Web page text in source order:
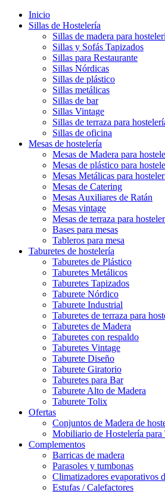
Inicio
Sillas de Hostelería
Sillas de madera para
Sillas y Sofás Tapizados
Sillas para Restaurante
Sillas Nórdicas
Sillas de plástico
Sillas metálicas
Sillas de bar
Sillas Vintage
Sillas de terraza para
Sillas de oficina
Mesas de hostelería
Mesas de Madera para
Mesas de plástico para
Mesas Metálicas para
Mesas de Catering
Mesas Auxiliares de Ratán
Mesas vintage
Mesas de terraza para
Bases para mesas
Tableros para mesa
Taburetes de hostelería
Taburetes de Plástico
Taburetes Metálicos
Taburetes Tapizados
Taburete Nórdico
Taburete Industrial
Taburetes de terraza para
Taburetes de Madera
Taburetes con respaldo
Taburetes Vintage
Taburete Diseño
Taburete Giratorio
Taburetes para Bar
Taburete Alto de Madera
Taburete Tolix
Ofertas
Conjuntos de Madera de
Mobiliario de Hostelería para
Complementos
Barricas de madera
Parasoles y tumbonas
Climatizadores evaporativos
Estufas / Calefactores